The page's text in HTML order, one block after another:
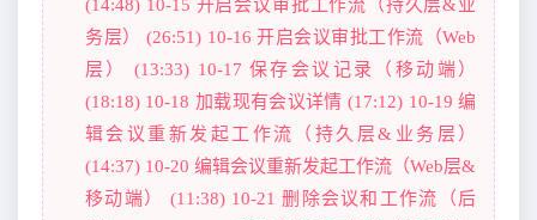
(14:48) 10-15 开启会议审批工作流（持久层&业
务层） (26:51) 10-16 开启会议审批工作流（Web
层） (13:33) 10-17 保存会议记录（移动端）
(18:18) 10-18 加载现有会议详情 (17:12) 10-19 编
辑会议重新发起工作流（持久层&业务层）
(14:37) 10-20 编辑会议重新发起工作流（Web层&
移动端） (11:38) 10-21 删除会议和工作流（后